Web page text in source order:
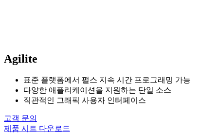
Agilite
표준 플랫폼에서 펄스 지속 시간 프로그래밍 가능
다양한 애플리케이션을 지원하는 단일 소스
직관적인 그래픽 사용자 인터페이스
고객 문의
제품 시트 다운로드